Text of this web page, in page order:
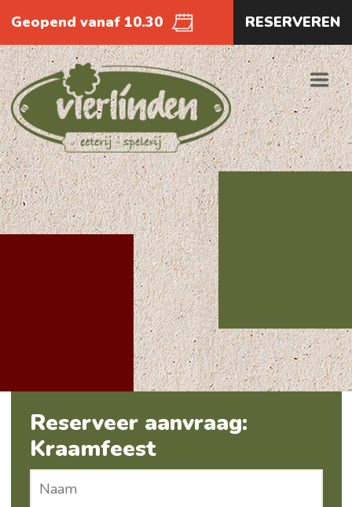
RESERVEREN
Reserveer aanvraag:
Kraamfeest
Geopend vanaf 10.30